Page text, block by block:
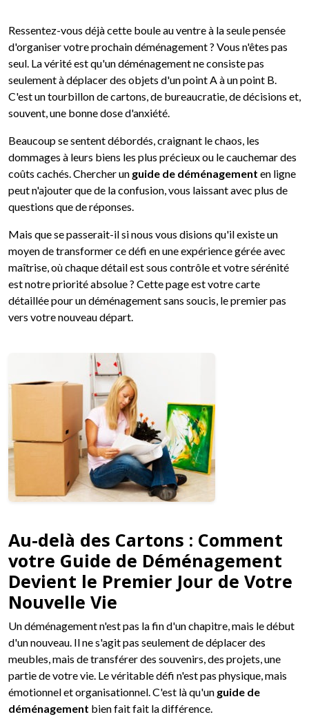
Ressentez-vous déjà cette boule au ventre à la seule pensée
d'organiser votre prochain déménagement ? Vous n'êtes pas
seul. La vérité est qu'un déménagement ne consiste pas
seulement à déplacer des objets d'un point A à un point B.
C'est un tourbillon de cartons, de bureaucratie, de décisions et,
souvent, une bonne dose d'anxiété.
Beaucoup se sentent débordés, craignant le chaos, les
dommages à leurs biens les plus précieux ou le cauchemar des
coûts cachés. Chercher un guide de déménagement en ligne
peut n'ajouter que de la confusion, vous laissant avec plus de
questions que de réponses.
Mais que se passerait-il si nous vous disions qu'il existe un
moyen de transformer ce défi en une expérience gérée avec
maîtrise, où chaque détail est sous contrôle et votre sérénité
est notre priorité absolue ? Cette page est votre carte
détaillée pour un déménagement sans soucis, le premier pas
vers votre nouveau départ.
Au-delà des Cartons : Comment
votre Guide de Déménagement
Devient le Premier Jour de Votre
Nouvelle Vie
Un déménagement n'est pas la fin d'un chapitre, mais le début
d'un nouveau. Il ne s'agit pas seulement de déplacer des
meubles, mais de transférer des souvenirs, des projets, une
partie de votre vie. Le véritable défi n'est pas physique, mais
émotionnel et organisationnel. C'est là qu'un guide de
déménagement bien fait fait la différence.